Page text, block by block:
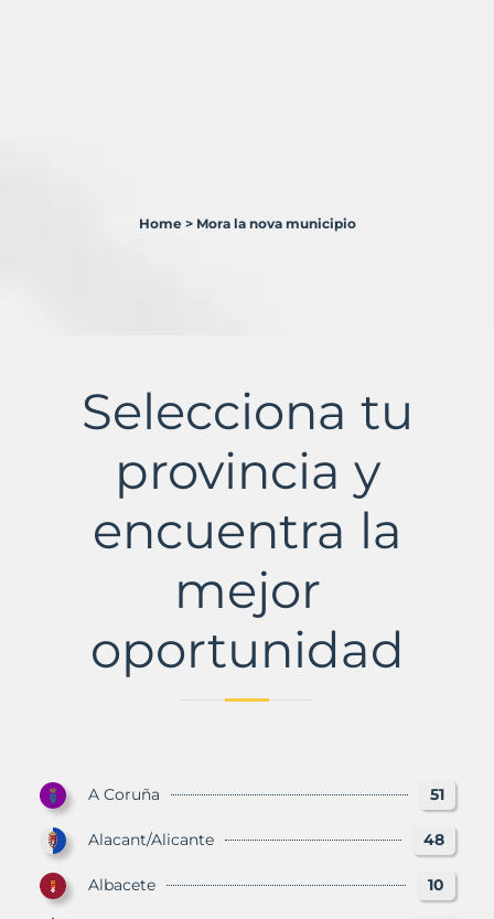
Municipio
Home > Mora la nova municipio
Selecciona tu
provincia y
encuentra la
mejor
oportunidad
A Coruña 51
Alacant/Alicante 48
Albacete 10